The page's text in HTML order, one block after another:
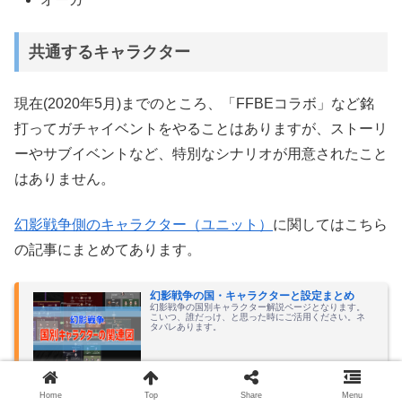
共通するキャラクター
現在(2020年5月)までのところ、「FFBEコラボ」など銘
打ってガチャイベントをやることはありますが、ストーリ
ーやサブイベントなど、特別なシナリオが用意されたこと
はありません。
幻影戦争側のキャラクター（ユニット） に関してはこちら
の記事にまとめてあります。
幻影戦争の国・キャラクターと設定まとめ
幻影戦争の国別キャラクター解説ページとなります。
こいつ、誰だっけ、と思った時にご活用ください。ネ
タバレあります。
buchikuma.xyz 2024.03.22
Home Top Share Menu